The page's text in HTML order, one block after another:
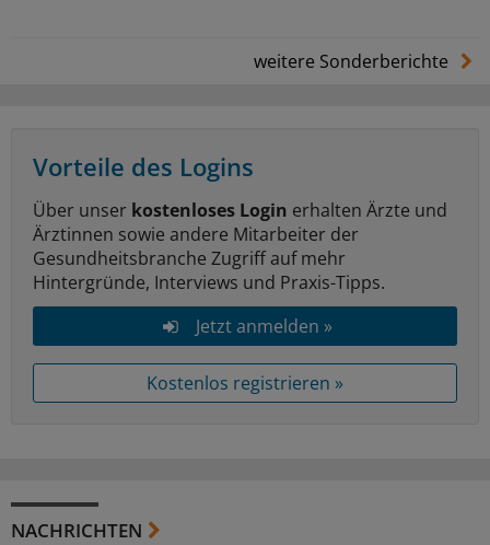
weitere Sonderberichte
Vorteile des Logins
Über unser kostenloses Login erhalten Ärzte und
Ärztinnen sowie andere Mitarbeiter der
Gesundheitsbranche Zugriff auf mehr
Hintergründe, Interviews und Praxis-Tipps.
Jetzt anmelden »
Kostenlos registrieren »
NACHRICHTEN